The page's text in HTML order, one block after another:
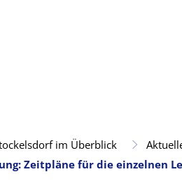
im Überblick
Zeitpläne für die einzelnen